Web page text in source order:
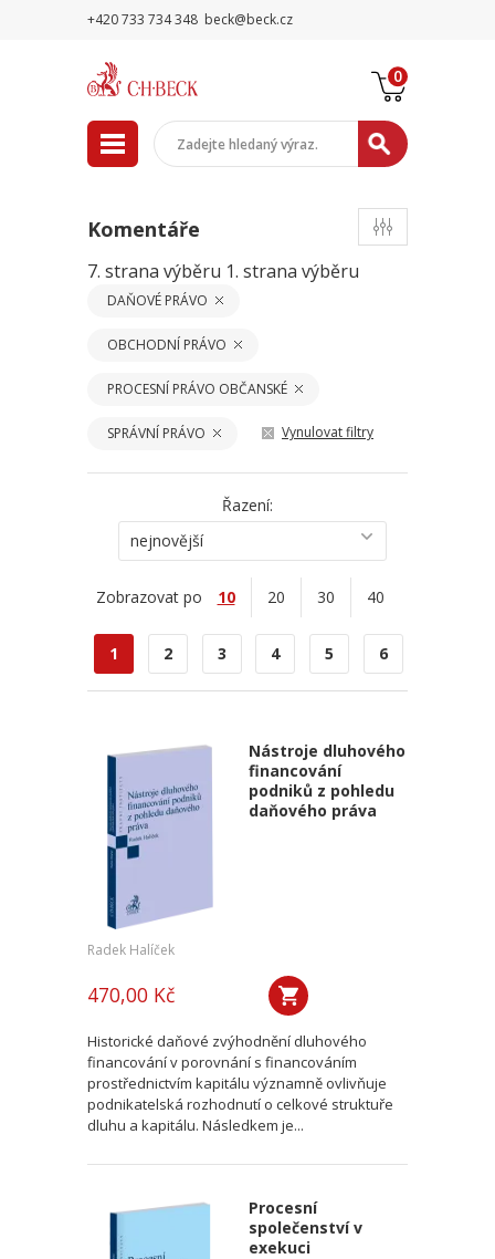
+420 733 734 348 beck@beck.cz
0
Komentáře
7. strana výběru 1. strana výběru
DAŇOVÉ PRÁVO
OBCHODNÍ PRÁVO
PROCESNÍ PRÁVO OBČANSKÉ
SPRÁVNÍ PRÁVO Vynulovat filtry
Řazení:
nejnovější
Zobrazovat po 10 20 30 40
1 2 3 4 5 6
Nástroje dluhového
financování
podniků z pohledu
daňového práva
Radek Halíček
470,00 Kč
Historické daňové zvýhodnění dluhového
financování v porovnání s financováním
prostřednictvím kapitálu významně ovlivňuje
podnikatelská rozhodnutí o celkové struktuře
dluhu a kapitálu. Následkem je...
Procesní
společenství v
exekuci